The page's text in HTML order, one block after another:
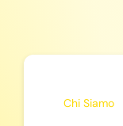
Chi Siamo